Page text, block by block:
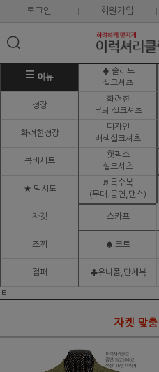
로그인 회원가입
메뉴
♠ 솔리드
실크셔츠
정장
화려한
무늬 실크셔츠
화려한정장
디자인
배색실크셔츠
콤비세트
핫픽스
실크셔츠
★ 턱시도
♬ 특수복
(무대.공연,댄스)
자켓 스카프
조끼 ♠ 코트
점퍼 ♣유니폼,단체복
ㅌ
자켓 맞춤